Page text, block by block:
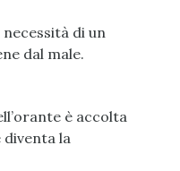
di un
dal male.
è accolta
diventa la